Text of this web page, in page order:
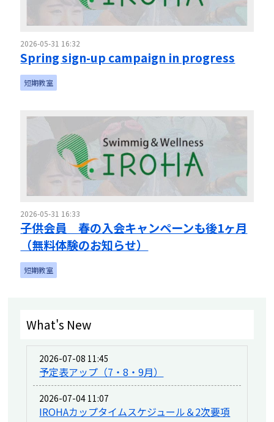
2026-05-31 16:32
Spring sign-up campaign in progress
短期教室
2026-05-31 16:33
子供会員 春の入会キャンペーンも後1ヶ月
（無料体験のお知らせ）
短期教室
What's New
2026-07-08 11:45
予定表アップ（7・8・9月）
2026-07-04 11:07
IROHAカップタイムスケジュール＆2次要項